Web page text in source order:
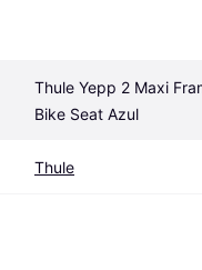
Thule Yepp 2 Maxi
Bike Seat Azul
Thule